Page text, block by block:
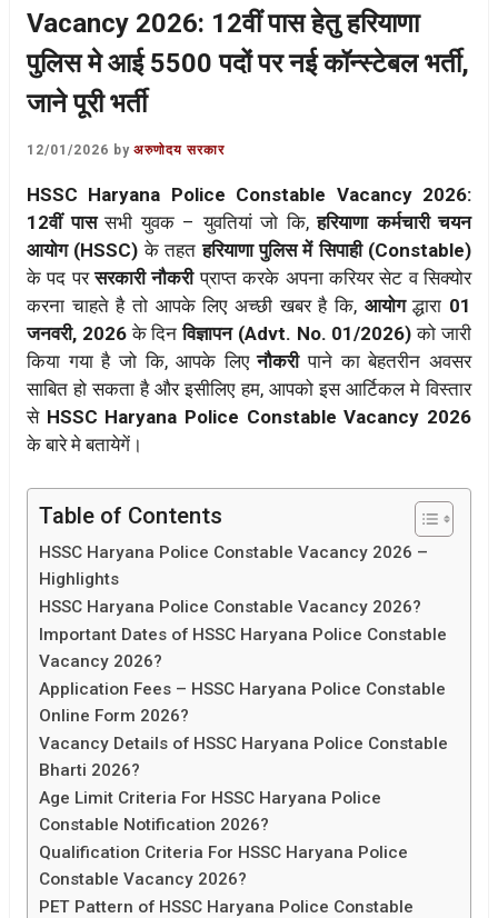
Vacancy 2026: 12वीं पास हेतु हरियाणा
पुलिस मे आई 5500 पदों पर नई कॉन्स्टेबल भर्ती,
जाने पूरी भर्ती
12/01/2026 byअरुणोदय सरकार
HSSC Haryana Police Constable Vacancy 2026:
12वीं पाससभी युवक – युवतियां जो कि,हरियाणा कर्मचारी चयन
आयोग (HSSC)के तहत हरियाणा पुलिस में सिपाही (Constable)
के पद परसरकारी नौकरीप्राप्त करके अपना करियर सेट व सिक्योर
करना चाहते है तो आपके लिए अच्छी खबर है कि, आयोगद्धारा 01
जनवरी, 2026के दिनविज्ञापन (Advt. No. 01/2026)को जारी
किया गया है जो कि, आपके लिएनौकरीपाने का बेहतरीन अवसर
साबित हो सकता है और इसीलिए हम, आपको इस आर्टिकल मे विस्तार
से HSSC Haryana Police Constable Vacancy 2026
के बारे मे बतायेगें।
Table of Contents
HSSC Haryana Police Constable Vacancy 2026 –
Highlights
HSSC Haryana Police Constable Vacancy 2026?
Important Dates of HSSC Haryana Police Constable
Vacancy 2026?
Application Fees – HSSC Haryana Police Constable
Online Form 2026?
Vacancy Details of HSSC Haryana Police Constable
Bharti 2026?
Age Limit Criteria For HSSC Haryana Police
Constable Notification 2026?
Qualification Criteria For HSSC Haryana Police
Constable Vacancy 2026?
PET Pattern of HSSC Haryana Police Constable